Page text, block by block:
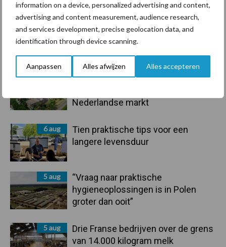
information on a device, personalized advertising and content,
advertising and content measurement, audience research,
and services development, precise geolocation data, and
identification through device scanning.
Aanpassen Alles afwijzen Alles accepteren
Primaire
Sidebar
6 aug
ForFarmers ziet volume en
Nederlandse markt
6 aug
Tien praktische tips voor een
langere levensduur
5 aug
“Vraag naar praktische
hygieneoplossingen is in Polen
groter dan ooit”
5 aug
Drie Franse bedrijven over de grens
van 14.000 kilogram melk